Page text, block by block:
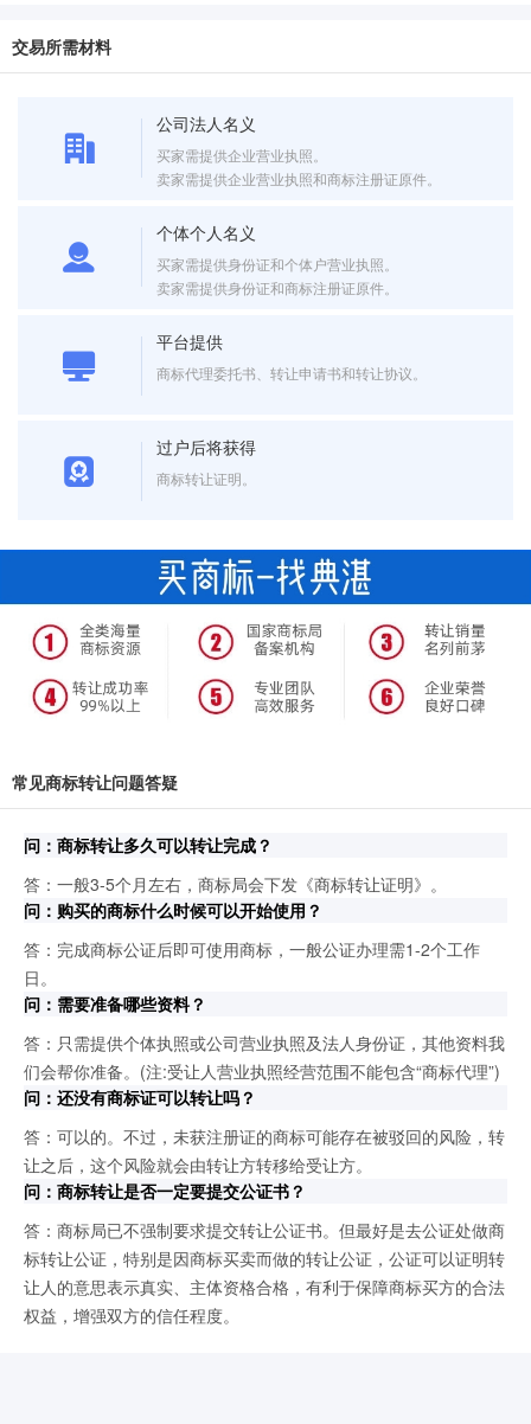
交易所需材料
公司法人名义
买家需提供企业营业执照。
卖家需提供企业营业执照和商标注册证原件。
个体个人名义
买家需提供身份证和个体户营业执照。
卖家需提供身份证和商标注册证原件。
平台提供
商标代理委托书、转让申请书和转让协议。
过户后将获得
商标转让证明。
常见商标转让问题答疑
问：商标转让多久可以转让完成？
答：一般3-5个月左右，商标局会下发《商标转让证明》。
问：购买的商标什么时候可以开始使用？
答：完成商标公证后即可使用商标，一般公证办理需1-2个工作
日。
问：需要准备哪些资料？
答：只需提供个体执照或公司营业执照及法人身份证，其他资料我
们会帮你准备。(注:受让人营业执照经营范围不能包含“商标代理”)
问：还没有商标证可以转让吗？
答：可以的。不过，未获注册证的商标可能存在被驳回的风险，转
让之后，这个风险就会由转让方转移给受让方。
问：商标转让是否一定要提交公证书？
答：商标局已不强制要求提交转让公证书。但最好是去公证处做商
标转让公证，特别是因商标买卖而做的转让公证，公证可以证明转
让人的意思表示真实、主体资格合格，有利于保障商标买方的合法
权益，增强双方的信任程度。